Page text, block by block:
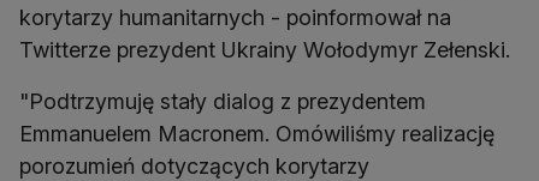
korytarzy humanitarnych - poinformował na
Twitterze prezydent Ukrainy Wołodymyr Zełenski.
"Podtrzymuję stały dialog z prezydentem
Emmanuelem Macronem. Omówiliśmy realizację
porozumień dotyczących korytarzy